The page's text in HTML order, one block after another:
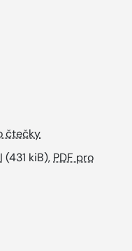
čtečky
(431 kiB), PDF pro